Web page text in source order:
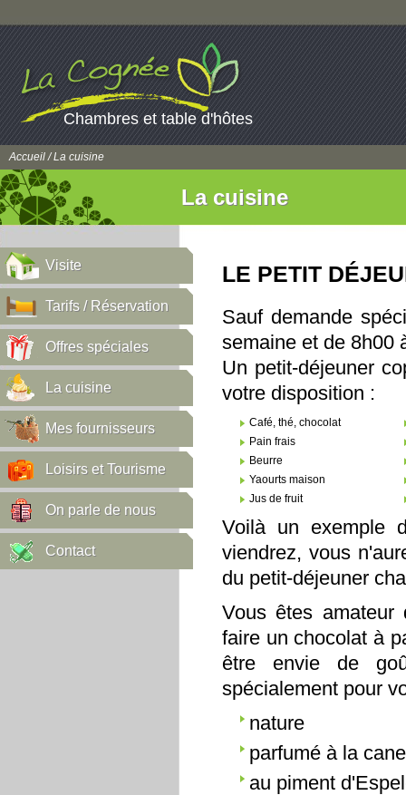
Chambres et table d'hôtes
Accueil/ La cuisine
La cuisine
Visite
Tarifs / Réservation
Offres spéciales
La cuisine
Mes fournisseurs
Loisirs et Tourisme
On parle de nous
Contact
LE PETIT
Sauf demande
semaine et de 8h00
Un petit-déjeuner
votre disposition :
Café, thé, chocolat
Pain frais
Beurre
Yaourts maison
Jus de fruit
Voilà un exemple
viendrez, vous
du petit-déjeuner
Vous êtes amateur
faire un chocolat à
être envie de
spécialement pour
nature
parfumé à la
au piment